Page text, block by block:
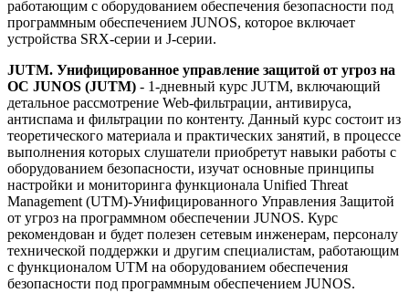
работающим с оборудованием обеспечения безопасности под
программным обеспечением JUNOS, которое включает
устройства SRX-серии и J-серии.
JUTM. Унифицированное управление защитой от угроз на
ОС JUNOS (JUTM) - 1-дневный курс JUTM, включающий
детальное рассмотрение Web-фильтрации, антивируса,
антиспама и фильтрации по контенту. Данный курс состоит из
теоретического материала и практических занятий, в процессе
выполнения которых слушатели приобретут навыки работы с
оборудованием безопасности, изучат основные принципы
настройки и мониторинга функционала Unified Threat
Management (UTM)-Унифицированного Управления Защитой
от угроз на программном обеспечении JUNOS. Курс
рекомендован и будет полезен сетевым инженерам, персоналу
технической поддержки и другим специалистам, работающим
с функционалом UTM на оборудованием обеспечения
безопасности под программным обеспечением JUNOS.